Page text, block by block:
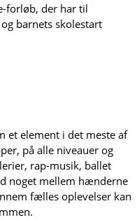
forløb, der har til
barnets skolestart
et element i det meste af
på alle niveauer og
rap-musik, ballet
noget mellem hænderne
fælles oplevelser kan